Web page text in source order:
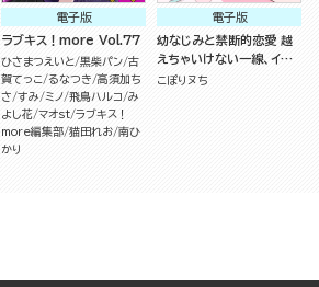
電子版
ラブキス！more Vol.77
ひさまつえいと 黒柴パン 古
賀てっこ
るなつき 高須加ち
さ すみ ミノ 飛鳥ハルコ み
よし花 マオst ラブキス！
more編集部 猫田れお 南ひ
かり
電子版
幼なじみと禁断的恋愛 越
えちゃいけない一線、イっ
ちゃって… （2）
こぽりヌち